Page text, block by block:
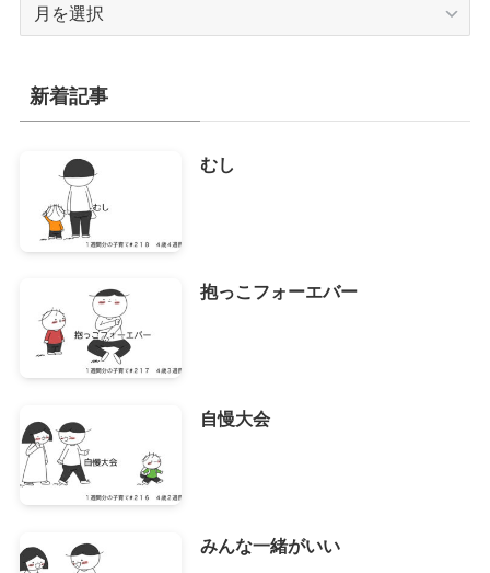
イ
ブ
新着記事
むし
抱っこフォーエバー
自慢大会
みんな一緒がいい